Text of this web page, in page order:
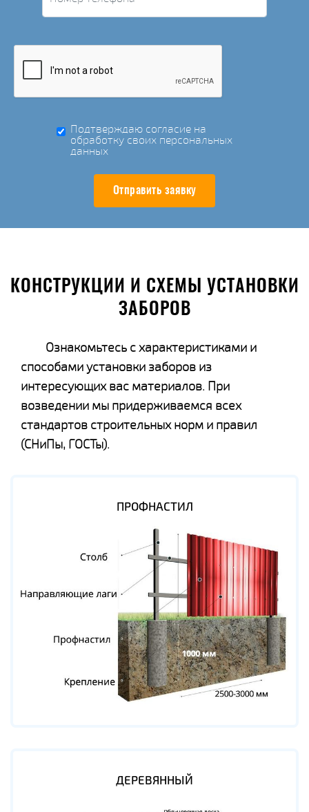
Подтверждаю согласие на
обработку своих персональных
данных
Отправить заявку
КОНСТРУКЦИИ И СХЕМЫ УСТАНОВКИ
ЗАБОРОВ
Ознакомьтесь с характеристиками и
способами установки заборов из
интересующих вас материалов. При
возведении мы придерживаемся всех
стандартов строительных норм и правил
(СНиПы, ГОСТы).
ПРОФНАСТИЛ
ДЕРЕВЯННЫЙ